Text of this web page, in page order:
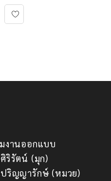
งานออกแบบ
ริรัตน์ (มุก)
ริญญารักษ์ (หมวย)